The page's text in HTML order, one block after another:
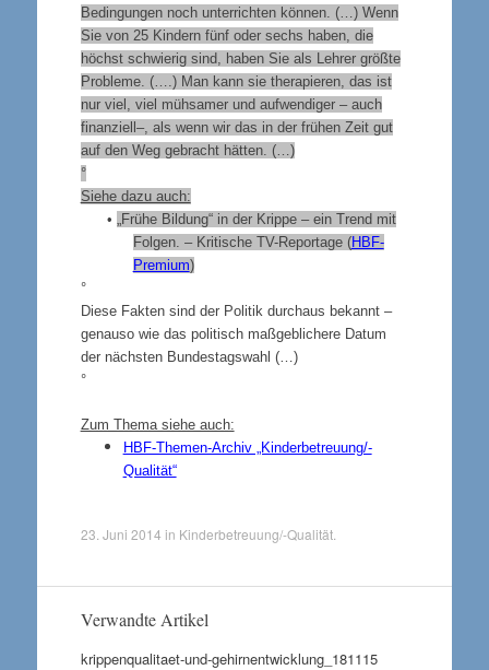
Bedingungen noch unterrichten können. (…) Wenn
Sie von 25 Kindern fünf oder sechs haben, die
höchst schwierig sind, haben Sie als Lehrer größte
Probleme. (….) Man kann sie therapieren, das ist
nur viel, viel mühsamer und aufwendiger – auch
finanziell–, als wenn wir das in der frühen Zeit gut
auf den Weg gebracht hätten. (…)
°
Siehe dazu auch:
•
„Frühe Bildung“ in der Krippe – ein Trend mit
Folgen. – Kritische TV-Reportage (HBF-
Premium)
°
Diese Fakten sind der Politik durchaus bekannt –
genauso wie das politisch maßgeblichere Datum
der nächsten Bundestagswahl (…)
°
Zum Thema siehe auch:
HBF-Themen-Archiv „Kinderbetreuung/-
Qualität“
23. Juni 2014 in Kinderbetreuung/-Qualität.
Verwandte Artikel
krippenqualitaet-und-gehirnentwicklung_181115